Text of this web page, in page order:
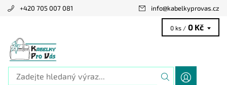
+420 705 007 081 info@kabelkyprovas.cz
0 ks / 0 Kč